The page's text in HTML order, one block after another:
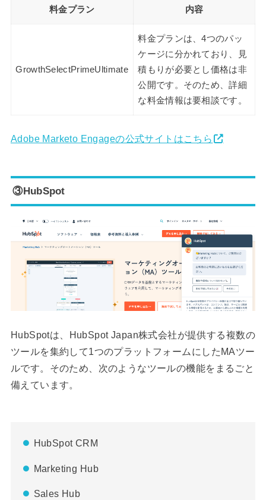
料金プラン 内容
GrowthSelectPrimeUltimate
料金プランは、4つのパッ
ケージに分かれており、見
積もりが必要とし価格は非
公開です。そのため、詳細
な料金情報は要相談です。
Adobe Marketo Engageの公式サイトはこちら
③HubSpot
HubSpotは、HubSpot Japan株式会社が提供する複数の
ツールを集約して1つのプラットフォームにしたMAツー
ルです。そのため、次のようなツールの機能をまるごと
備えています。
HubSpot CRM
Marketing Hub
Sales Hub